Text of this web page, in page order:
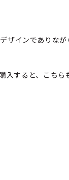
ザインでありなが
入すると、こちら